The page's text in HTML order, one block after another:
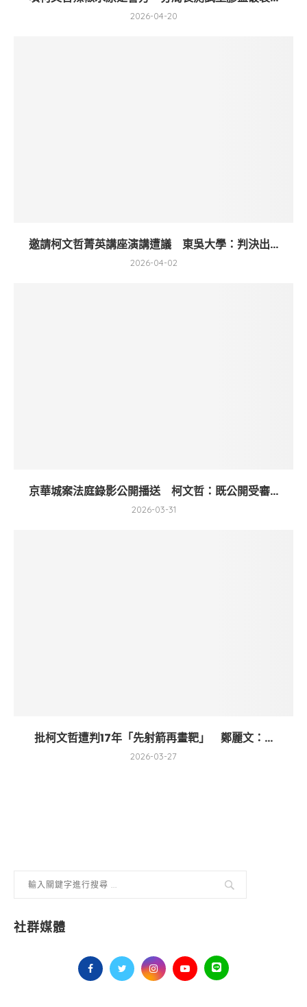
2026-04-20
邀請柯文哲菁英講座演講遭議 東吳大學：判決出...
2026-04-02
京華城案法庭錄影公開播送 柯文哲：既公開受審...
2026-03-31
批柯文哲遭判17年「先射箭再畫靶」 鄭麗文：...
2026-03-27
社群媒體